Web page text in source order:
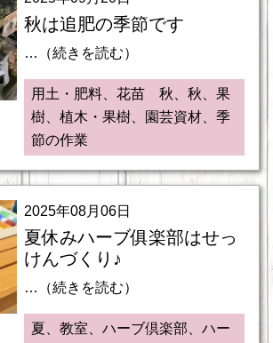
秋は追肥の季節です
…（続きを読む）
用土・肥料、花苗 秋、秋、果
樹、植木・果樹、園芸資材、季
節の作業
2025年08月06日
夏休みハーブ俱楽部はせっ
けんづくり♪
…（続きを読む）
夏、教室、ハーブ倶楽部、ハー